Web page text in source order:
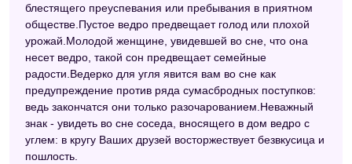
блестящего преуспевания или пребывания в приятном
обществе.Пустое ведро предвещает голод или плохой
урожай.Молодой женщине, увидевшей во сне, что она
несет ведро, такой сон предвещает семейные
радости.Ведерко для угля явится вам во сне как
предупреждение против ряда сумасбродных поступков:
ведь закончатся они только разочарованием.Неважный
знак - увидеть во сне соседа, вносящего в дом ведро с
углем: в кругу Ваших друзей восторжествует безвкусица и
пошлость.